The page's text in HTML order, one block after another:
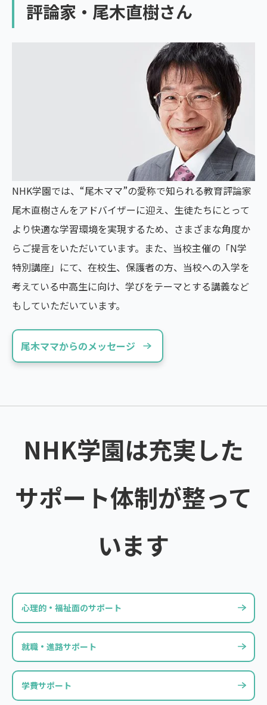
評論家・尾木直樹さん
NHK学園では、“尾木ママ”の愛称で知られる教育評論家
尾木直樹さんをアドバイザーに迎え、生徒たちにとって
より快適な学習環境を実現するため、さまざまな角度か
らご提言をいただいています。また、当校主催の「N学
特別講座」にて、在校生、保護者の方、当校への入学を
考えている中高生に向け、学びをテーマとする講義など
もしていただいています。
尾木ママからのメッセージ
NHK学園は充実した
サポート体制が整って
います
心理的・福祉面のサポート
就職・進路サポート
学費サポート